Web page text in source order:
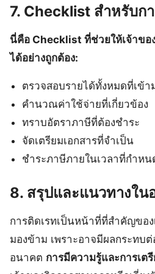
7. Checklist สำหรับก
นี่คือ Checklist ที่ช่วยให้เจ้าขอ
ได้อย่างถูกต้อง:
ตรวจสอบรายได้ทั้งหมดที่เข้า
คำนวณค่าใช้จ่ายที่เกี่ยวข้อง
ทราบอัตราภาษีที่ต้องชำระ
จัดเตรียมเอกสารที่จำเป็น
ชำระภาษีภายในเวลาที่กำหน
8. สรุปและแนวทางใน
การติดเรทเป็นหน้าที่ที่สำคัญขอ
มองข้าม เพราะอาจมีผลกระทบ
อนาคต การมีความรู้และการเต